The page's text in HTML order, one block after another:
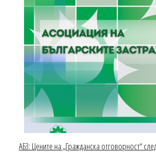
АБЗ: Цените на „Гражданска отговорност“